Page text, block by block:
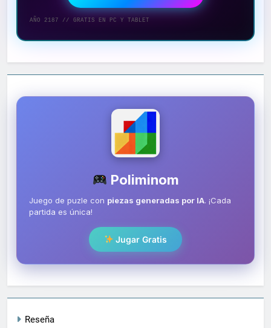
AÑO 2187 // GRATIS EN PC Y TABLET
Poliminom
Juego de puzle con piezas generadas por IA. ¡Cada
partida es única!
Jugar Gratis
Reseña